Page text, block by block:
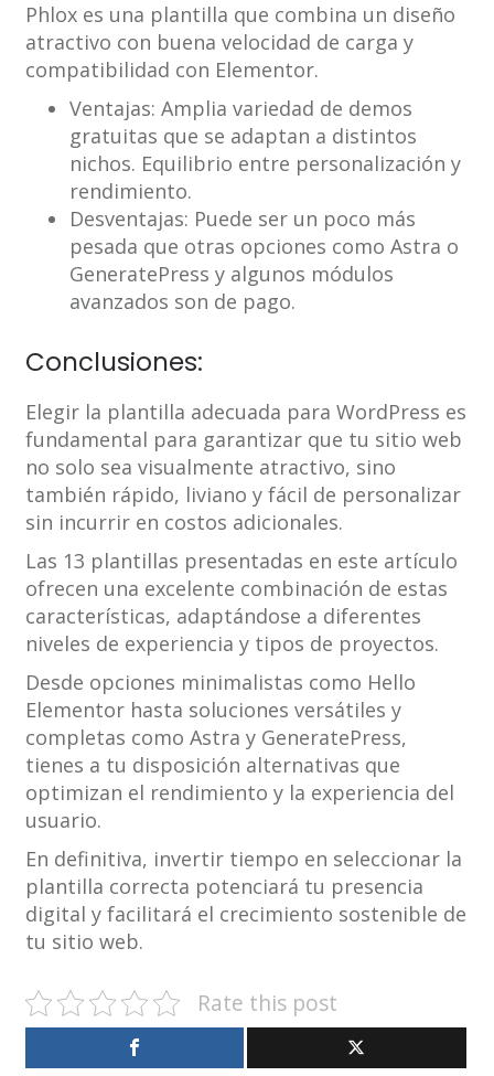
Phlox es una plantilla que combina un diseño
atractivo con buena velocidad de carga y
compatibilidad con Elementor.
Ventajas: Amplia variedad de demos
gratuitas que se adaptan a distintos
nichos. Equilibrio entre personalización y
rendimiento.
Desventajas: Puede ser un poco más
pesada que otras opciones como Astra o
GeneratePress y algunos módulos
avanzados son de pago.
Conclusiones:
Elegir la plantilla adecuada para WordPress es
fundamental para garantizar que tu sitio web
no solo sea visualmente atractivo, sino
también rápido, liviano y fácil de personalizar
sin incurrir en costos adicionales.
Las 13 plantillas presentadas en este artículo
ofrecen una excelente combinación de estas
características, adaptándose a diferentes
niveles de experiencia y tipos de proyectos.
Desde opciones minimalistas como Hello
Elementor hasta soluciones versátiles y
completas como Astra y GeneratePress,
tienes a tu disposición alternativas que
optimizan el rendimiento y la experiencia del
usuario.
En definitiva, invertir tiempo en seleccionar la
plantilla correcta potenciará tu presencia
digital y facilitará el crecimiento sostenible de
tu sitio web.
Rate this post